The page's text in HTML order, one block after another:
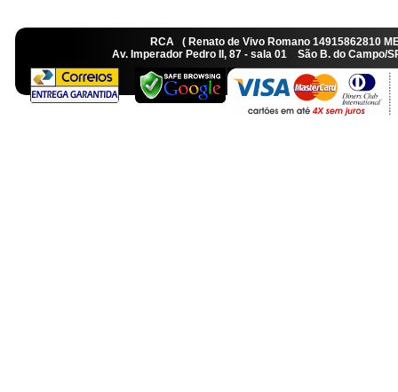
RCA ( Renato de Vivo Romano
Av. Imperador Pedro II, 87 - sala 01 São B. do